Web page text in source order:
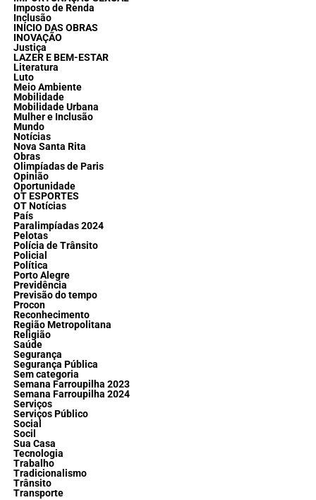
Imposto de Renda
Inclusão
INÍCIO DAS OBRAS
INOVAÇÃO
Justiça
LAZER E BEM-ESTAR
Literatura
Luto
Meio Ambiente
Mobilidade
Mobilidade Urbana
Mulher e Inclusão
Mundo
Notícias
Nova Santa Rita
Obras
Olimpíadas de Paris
Opinião
Oportunidade
OT ESPORTES
OT Notícias
País
Paralimpíadas 2024
Pelotas
Polícia de Trânsito
Policial
Política
Porto Alegre
Previdência
Previsão do tempo
Procon
Reconhecimento
Região Metropolitana
Religião
Saúde
Segurança
Segurança Pública
Sem categoria
Semana Farroupilha 2023
Semana Farroupilha 2024
Serviços
Serviços Público
Social
Socil
Sua Casa
Tecnologia
Trabalho
Tradicionalismo
Trânsito
Transporte